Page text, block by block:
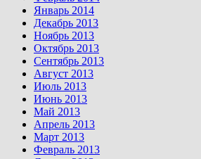
Январь 2014
Декабрь 2013
Ноябрь 2013
Октябрь 2013
Сентябрь 2013
Август 2013
Июль 2013
Июнь 2013
Май 2013
Апрель 2013
Март 2013
Февраль 2013